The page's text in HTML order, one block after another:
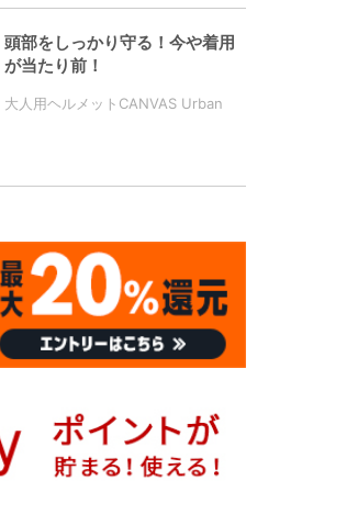
頭部をしっかり守る！今や着用
が当たり前！
大人用ヘルメットCANVAS Urban